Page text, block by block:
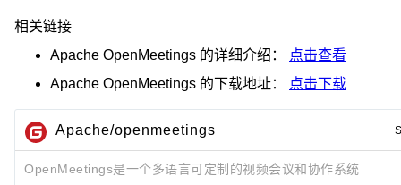
相关链接
Apache OpenMeetings 的详细介绍：
点击查看
Apache OpenMeetings 的下载地址： 点击下载
Apache/openmeetings
OpenMeetings是一个多语言可定制的视频会议和协作系统